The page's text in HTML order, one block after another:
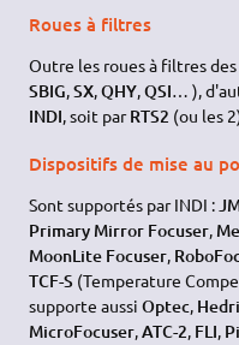
Roues à filtres
Outre les roues à filtres
SBIG,SX,QHY,QSI… ),
INDI, soit parRTS2 (ou les
Dispositifs de mise au
Sont supportés par INDI :
Primary Mirror Focuser,
MoonLite Focuser,
TCF-S (Temperature
supporte aussiOptec,
MicroFocuser,ATC-2, FLI,